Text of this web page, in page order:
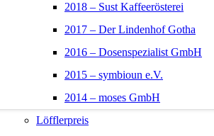
2018 – Sust Kaffeerösterei
2017 – Der Lindenhof Gotha
2016 – Dosenspezialist GmbH
2015 – symbioun e.V.
2014 – moses GmbH
Löfflerpreis